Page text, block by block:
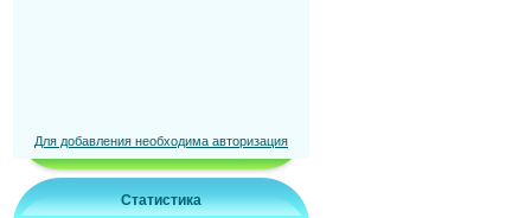
Для добавления необходима авторизация
Статистика